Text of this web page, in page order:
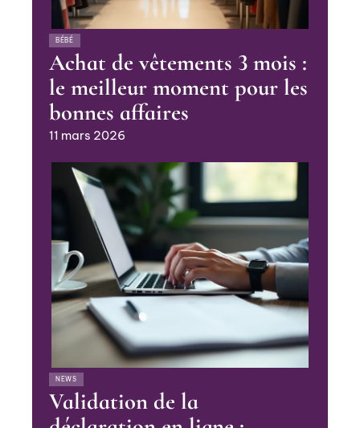
BÉBÉ
Achat de vêtements 3 mois :
le meilleur moment pour les
bonnes affaires
11 mars 2026
NEWS
Validation de la